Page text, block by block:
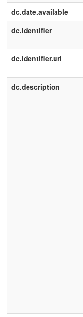
dc.date.available
dc.identifier
dc.identifier.uri
dc.description